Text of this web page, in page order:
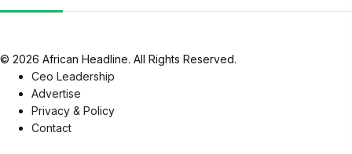
© 2026 African Headline. All Rights Reserved.
Ceo Leadership
Advertise
Privacy & Policy
Contact